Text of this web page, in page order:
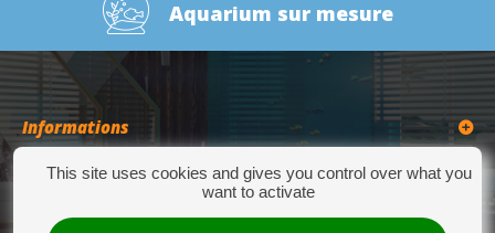
Aquarium sur mesure
Informations
Catégories
This site uses cookies and gives you control over what you
want to activate